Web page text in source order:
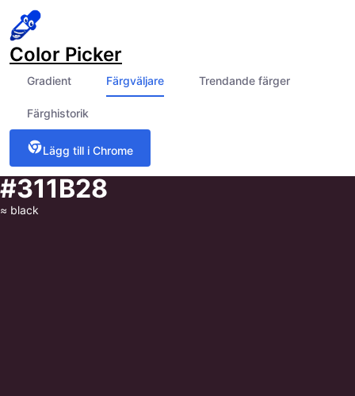
Color Picker
Gradient Färgväljare Trendande färger
Färghistorik
Lägg till i Chrome
#311B28
≈ black